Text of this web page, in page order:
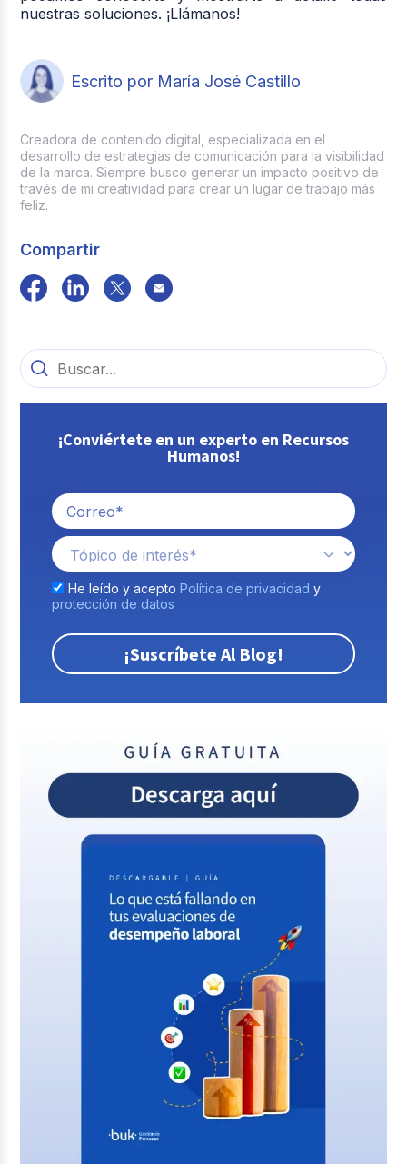
nuestras soluciones. ¡Llámanos!
Escrito por María José Castillo
Creadora de contenido digital, especializada en el
desarrollo de estrategias de comunicación para la visibilidad
de la marca. Siempre busco generar un impacto positivo de
través de mi creatividad para crear un lugar de trabajo más
feliz.
Compartir
¡Conviértete en un experto en Recursos
Humanos!
He leído y acepto Política de privacidad y
protección de datos